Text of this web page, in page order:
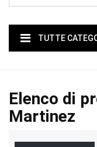
TUTTE
Elenco di
Martinez